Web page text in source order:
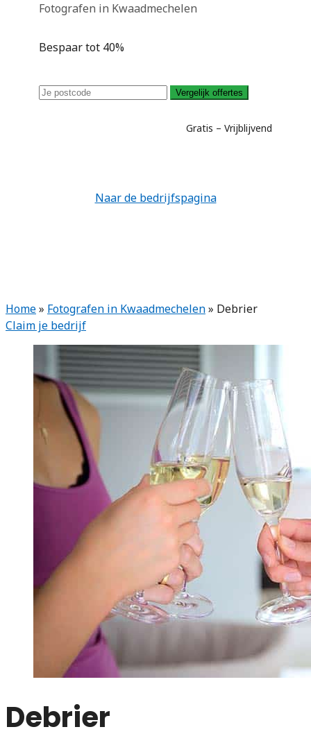
Fotografen in Kwaadmechelen
Bespaar tot 40%
Vergelijk offertes
Gratis – Vrijblijvend
Naar de bedrijfspagina
Home» Fotografen in Kwaadmechelen» Debrier
Claim je bedrijf
Debrier